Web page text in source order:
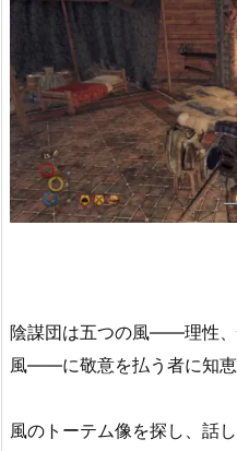
陰謀団は五つの風――理性、
風――に敬意を払う者に知恵
風のトーテム像を探し、話